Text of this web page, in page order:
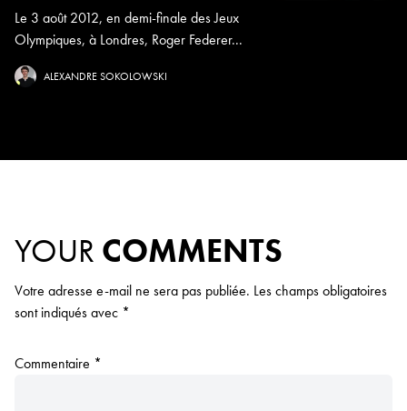
Le 3 août 2012, en demi-finale des Jeux
Olympiques, à Londres, Roger Federer...
ALEXANDRE SOKOLOWSKI
YOUR COMMENTS
Votre adresse e-mail ne sera pas publiée. Les champs obligatoires
sont indiqués avec *
Commentaire *